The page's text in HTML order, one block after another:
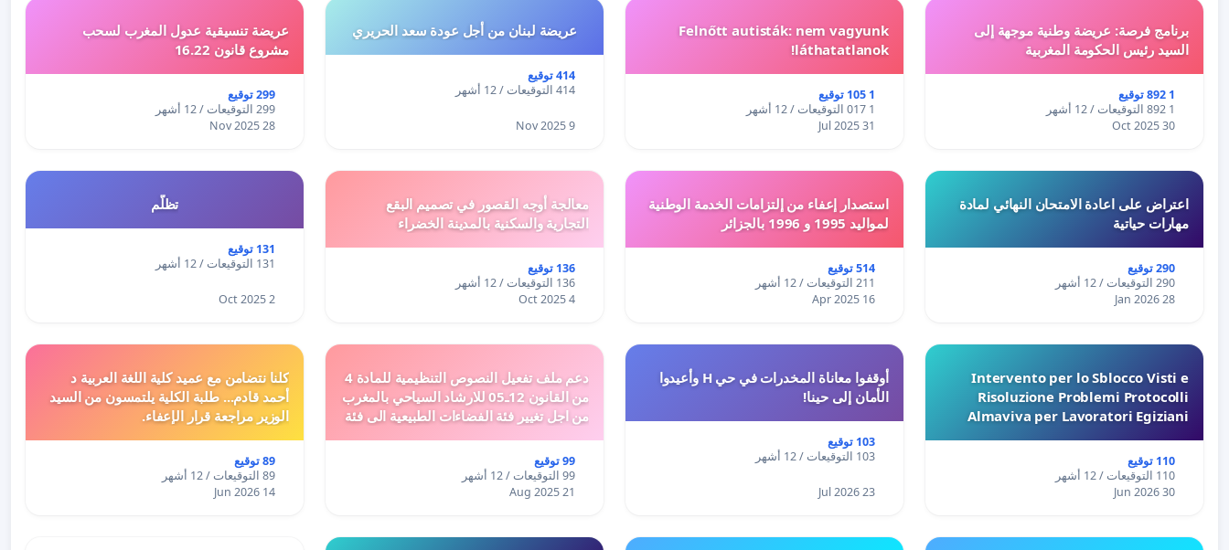
برنامج فرصة: عريضة وطنية موجهة إلى
السيد رئيس الحكومة المغربية
1 892 توقيع
1 892 التوقيعات / 12 أشهر
30 Oct 2025
Felnőtt autisták: nem vagyunk
láthatatlanok!
1 105 توقيع
1 017 التوقيعات / 12 أشهر
31 Jul 2025
عريضة لبنان من أجل عودة سعد الحريري
414 توقيع
414 التوقيعات / 12 أشهر
9 Nov 2025
عريضة تنسيقية عدول المغرب لسحب
مشروع قانون 16.22
299 توقيع
299 التوقيعات / 12 أشهر
28 Nov 2025
اعتراض على اعادة الامتحان النهائي لمادة
مهارات حياتية
290 توقيع
290 التوقيعات / 12 أشهر
28 Jan 2026
استصدار إعفاء من إلتزامات الخدمة الوطنية
لمواليد 1995 و 1996 بالجزائر
514 توقيع
211 التوقيعات / 12 أشهر
16 Apr 2025
معالجة أوجه القصور في تصميم البقع
التجارية والسكنية بالمدينة الخضراء
136 توقيع
136 التوقيعات / 12 أشهر
4 Oct 2025
تظلّم
131 توقيع
131 التوقيعات / 12 أشهر
2 Oct 2025
Intervento per lo Sblocco Visti e
Risoluzione Problemi Protocolli
Almaviva per Lavoratori Egiziani
110 توقيع
110 التوقيعات / 12 أشهر
30 Jun 2026
أوقفوا معاناة المخدرات في حي H وأعيدوا
الأمان إلى حينا!
103 توقيع
103 التوقيعات / 12 أشهر
23 Jul 2026
دعم ملف تفعيل النصوص التنظيمية للمادة 4
من القانون 12ـ05 للارشاد السياحي بالمغرب
من اجل تغيير فئة الفضاءات الطبيعية الى فئة
99 توقيع
99 التوقيعات / 12 أشهر
21 Aug 2025
كلنا نتضامن مع عميد كلية اللغة العربية د
أحمد قادم... طلبة الكلية يلتمسون من السيد
الوزير مراجعة قرار الإعفاء.
89 توقيع
89 التوقيعات / 12 أشهر
14 Jun 2026